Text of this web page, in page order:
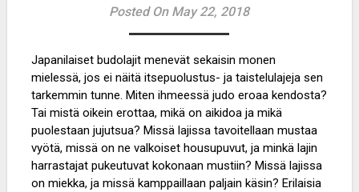
Posted On May 22, 2018
Japanilaiset budolajit menevät sekaisin monen
mielessä, jos ei näitä itsepuolustus- ja taistelulajeja sen
tarkemmin tunne. Miten ihmeessä judo eroaa kendosta?
Tai mistä oikein erottaa, mikä on aikidoa ja mikä
puolestaan jujutsua? Missä lajissa tavoitellaan mustaa
vyötä, missä on ne valkoiset housupuvut, ja minkä lajin
harrastajat pukeutuvat kokonaan mustiin? Missä lajissa
on miekka, ja missä kamppaillaan paljain käsin? Erilaisia